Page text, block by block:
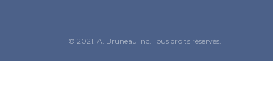
© 2021. A. Bruneau inc. Tous droits réservés.